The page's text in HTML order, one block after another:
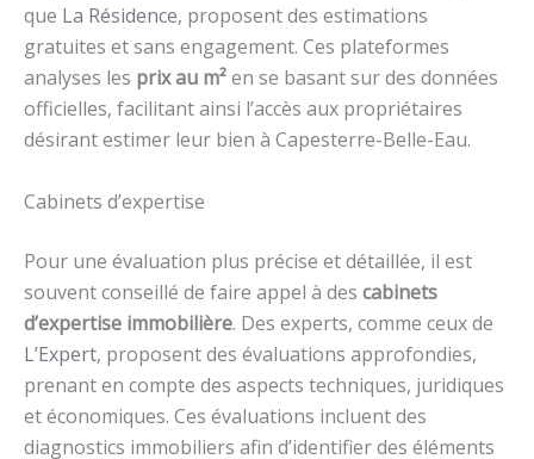
que La Résidence, proposent des estimations
gratuites et sans engagement. Ces plateformes
analyses les prix au m²en se basant sur des données
officielles, facilitant ainsi l’accès aux propriétaires
désirant estimer leur bien à Capesterre-Belle-Eau.
Cabinets d’expertise
Pour une évaluation plus précise et détaillée, il est
souvent conseillé de faire appel à des cabinets
d’expertise immobilière. Des experts, comme ceux de
L’Expert, proposent des évaluations approfondies,
prenant en compte des aspects techniques, juridiques
et économiques. Ces évaluations incluent des
diagnostics immobiliers afin d’identifier des éléments